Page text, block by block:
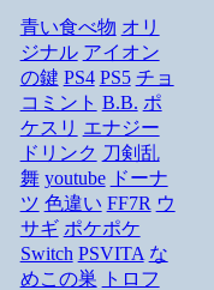
青い食べ物 オリ
ジナル アイオン
の鍵 PS4 PS5 チョ
コミント B.B. ポ
ケスリ エナジー
ドリンク 刀剣乱
舞 youtube ドーナ
ツ 色違い FF7R ウ
サギ ポケポケ
Switch PSVITA な
めこの巣
トロフ